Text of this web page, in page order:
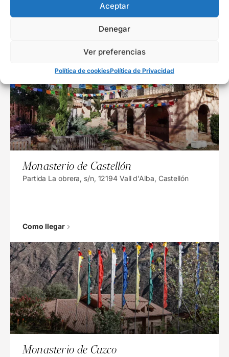
Aceptar
Denegar
Ver preferencias
Política de cookiesPolítica de Privacidad
Monasterio de Castellón
Partida La obrera, s/n, 12194 Vall d'Alba, Castellón
Como llegar
Monasterio de Cuzco